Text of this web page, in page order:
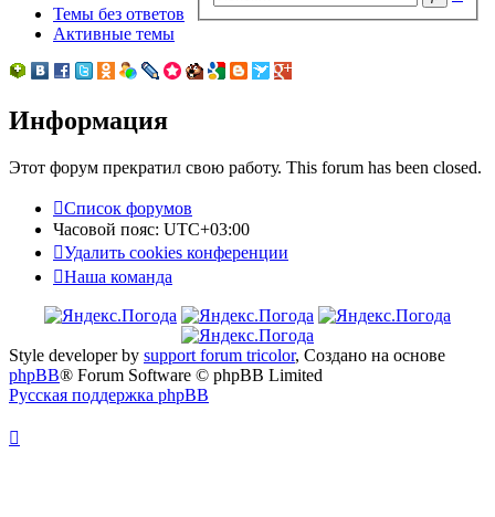
Темы без ответов
Активные темы
Информация
Этот форум прекратил свою работу. This forum has been closed.
Список форумов
Часовой пояс: UTC+03:00
Удалить cookies конференции
Наша команда
Style developer by support forum tricolor, Создано на основе
phpBB® Forum Software © phpBB Limited
Русская поддержка phpBB